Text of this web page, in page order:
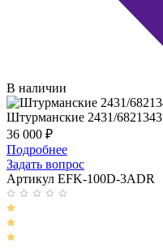
В наличии
Штурманские 2431/6821343
36 000 ₽
Подробнее
Задать вопрос
Артикул EFK-100D-3ADR